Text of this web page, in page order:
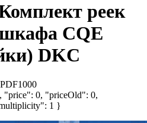
реек
CQE
DKC
0, "priceOld": 0,
1 }